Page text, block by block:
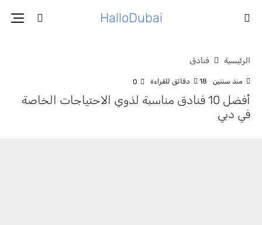
HalloDubai
الرئيسية فنادق
منذ سنتين 18 دقائق للقراءة 0
أفضل 10 فنادق مناسبة لذوي الاحتياجات الخاصة
في دبي